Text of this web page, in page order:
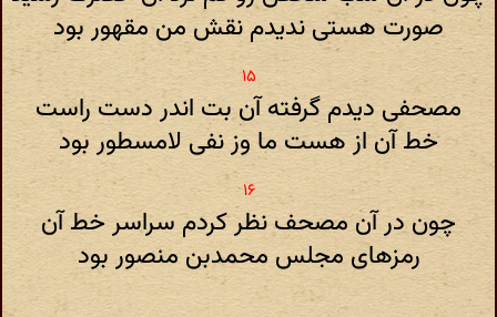
صورت هستی ندیدم نقش من مقهور بود
مصحفی دیدم گرفته آن بت اندر دست راست
خط آن از هست ما وز نفی لامسطور بود
چون در آن مصحف نظر کردم سراسر خط آن
رمزهای مجلس محمدبن منصور بود